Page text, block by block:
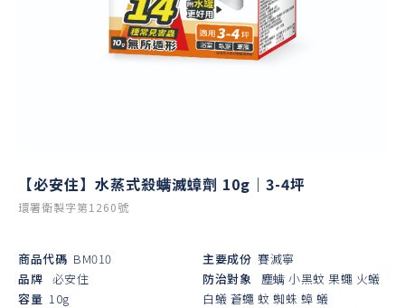
【必安住】水蒸式殺螨滅蟑劑 10g｜3-4坪
環署衛製字第1260號
商品代碼 BM010
品牌 必安住
容量 10g
主要成份 賽滅寧
防治對象
塵螨 小黑蚊 果蠅 火蟻
白蟻 蒼蠅 蚊 蜘蛛 蟑 蟻